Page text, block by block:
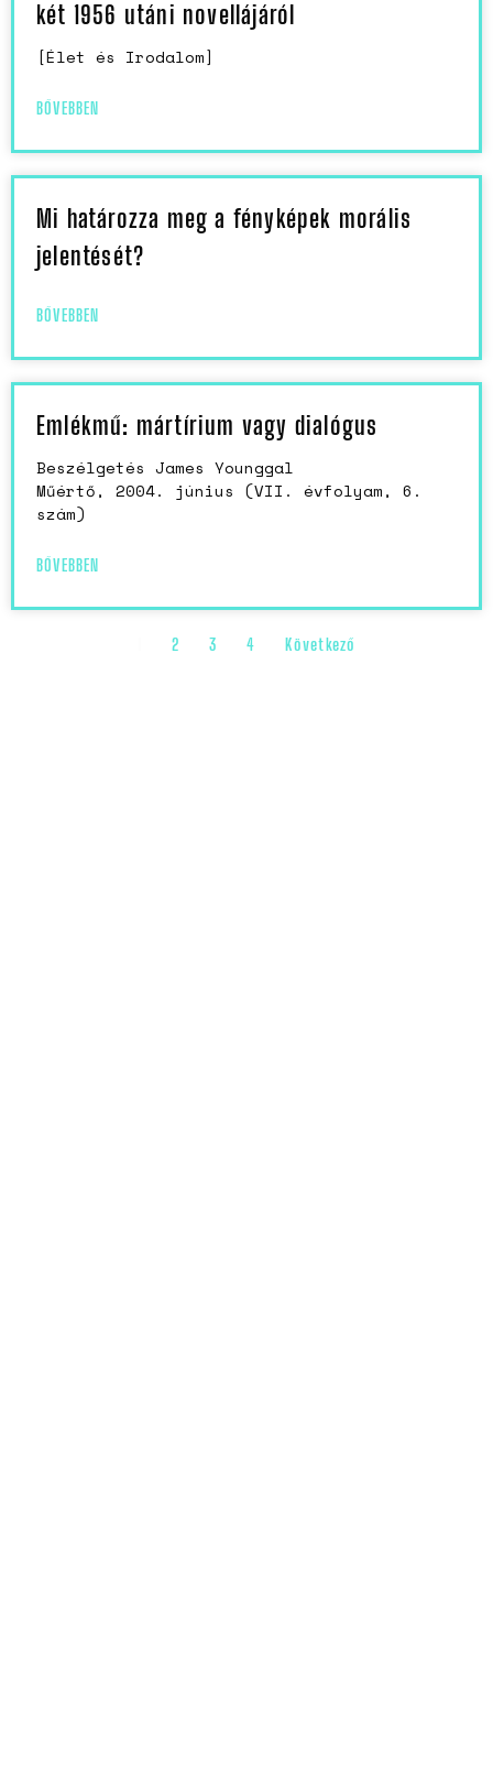
két 1956 utáni novellájáról
[Élet és Irodalom]
BŐVEBBEN
Mi határozza meg a fényképek morális
jelentését?
BŐVEBBEN
Emlékmű: mártírium vagy dialógus
Beszélgetés James Younggal
Műértő, 2004. június (VII. évfolyam, 6.
szám)
BŐVEBBEN
2 3 4 Következő